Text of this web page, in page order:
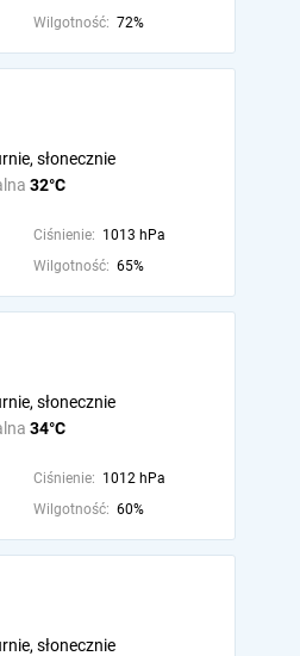
Wilgotność: 72%
32°C
słonecznie
Ciśnienie: 1013 hPa
Wilgotność: 65%
34°C
słonecznie
Ciśnienie: 1012 hPa
Wilgotność: 60%
słonecznie